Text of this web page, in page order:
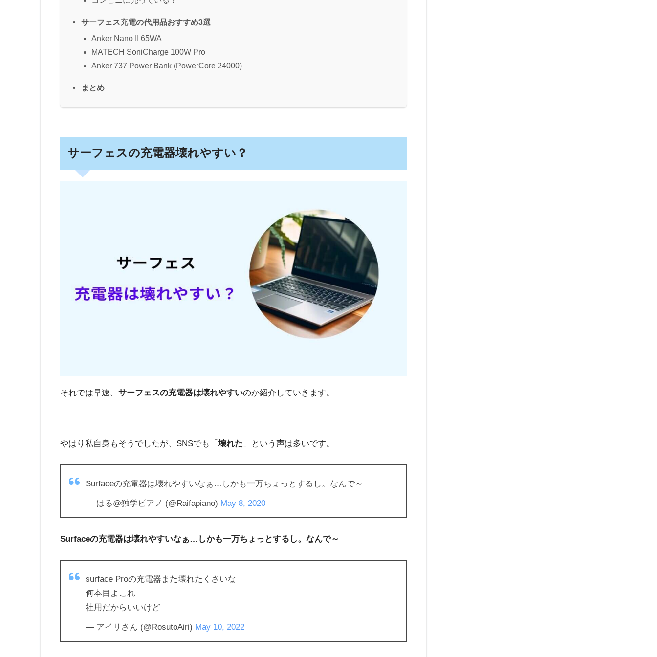
サーフェス充電の代用品おすすめ3選
Anker Nano II 65WA
MATECH SoniCharge 100W Pro
Anker 737 Power Bank (PowerCore 24000)
まとめ
サーフェスの充電器壊れやすい？
それでは早速、 サーフェスの充電器は壊れやすいのか紹介していきます。
やはり私自身もそうでしたが、SNSでも「壊れた 」という声は多いです。
Surfaceの充電器は壊れやすいなぁ…しかも一万ちょっとするし。なんで～
— はる@独学ピアノ (@Raifapiano) May 8, 2020
Surfaceの充電器は壊れやすいなぁ…しかも一万ちょっとするし。なんで～
surface Proの充電器また壊れたくさいな
何本目よこれ
社用だからいいけど
— アイリさん (@RosutoAiri) May 10, 2022